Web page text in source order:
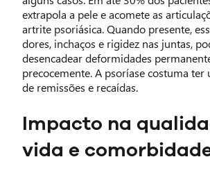
extrapola a pele e acomete as
artrite psoriásica. Quando presente,
dores, inchaços e rigidez nas juntas,
desencadear deformidades
precocemente. A psoríase costuma ter
de remissões e recaídas.
Impacto na
vida e